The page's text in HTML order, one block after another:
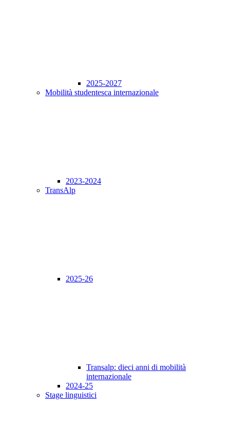
2025-2027
Mobilità studentesca internazionale
2023-2024
TransAlp
2025-26
Transalp: dieci anni di mobilità
internazionale
2024-25
Stage linguistici